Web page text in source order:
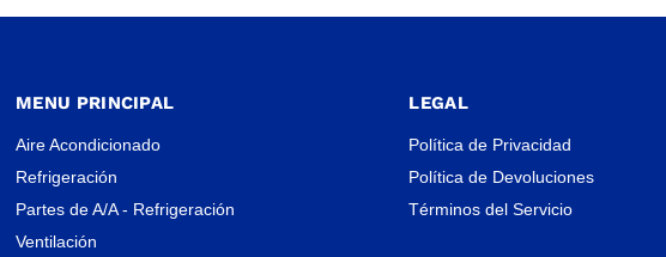
MENU PRINCIPAL
Aire Acondicionado
Refrigeración
Partes de A/A - Refrigeración
Ventilación
LEGAL
Política de Privacidad
Política de Devoluciones
Términos del Servicio